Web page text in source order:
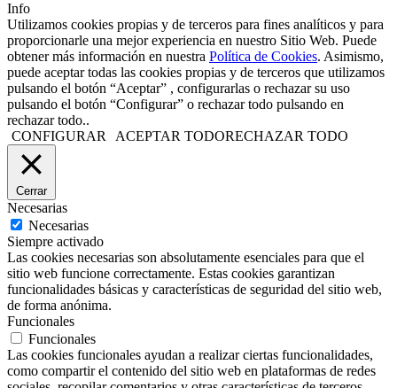
Info
Utilizamos cookies propias y de terceros para fines analíticos y para
proporcionarle una mejor experiencia en nuestro Sitio Web. Puede
obtener más información en nuestra Política de Cookies. Asimismo,
puede aceptar todas las cookies propias y de terceros que utilizamos
pulsando el botón “Aceptar” , configurarlas o rechazar su uso
pulsando el botón “Configurar” o rechazar todo pulsando en
rechazar todo..
CONFIGURAR
ACEPTAR TODORECHAZAR TODO
Cerrar
Necesarias
Necesarias
Siempre activado
Las cookies necesarias son absolutamente esenciales para que el
sitio web funcione correctamente. Estas cookies garantizan
funcionalidades básicas y características de seguridad del sitio web,
de forma anónima.
Funcionales
Funcionales
Las cookies funcionales ayudan a realizar ciertas funcionalidades,
como compartir el contenido del sitio web en plataformas de redes